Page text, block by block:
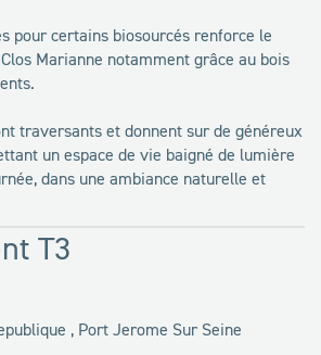
pour certains biosourcés renforce le
Marianne notamment grâce au bois
traversants et donnent sur de généreux
un espace de vie baigné de lumière
dans une ambiance naturelle et
T3
, Port Jerome Sur Seine